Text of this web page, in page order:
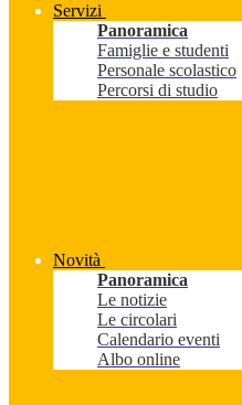
Servizi
Panoramica
Famiglie e studenti
Personale scolastico
Percorsi di studio
Novità
Panoramica
Le notizie
Le circolari
Calendario eventi
Albo online